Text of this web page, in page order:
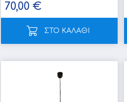
70,00 €
ΣΤΟ ΚΑΛΑΘΙ